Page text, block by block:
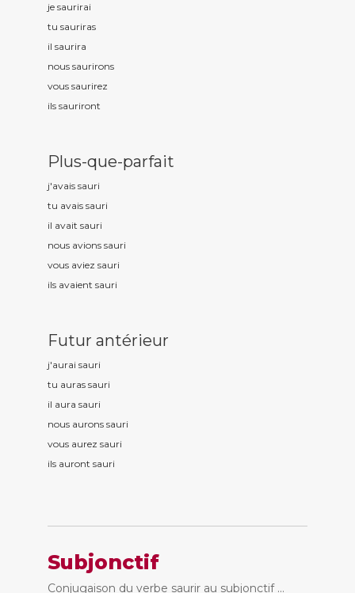
je saurirai
tu sauriras
il saurira
nous saurirons
vous saurirez
ils sauriront
Plus-que-parfait
j'avais sauri
tu avais sauri
il avait sauri
nous avions sauri
vous aviez sauri
ils avaient sauri
Futur antérieur
j'aurai sauri
tu auras sauri
il aura sauri
nous aurons sauri
vous aurez sauri
ils auront sauri
Subjonctif
Conjugaison du verbe saurir au subjonctif ...